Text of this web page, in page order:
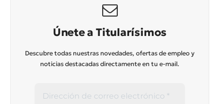
Únete a Titularísimos
Descubre todas nuestras novedades, ofertas de empleo y
noticias destacadas directamente en tu e-mail.